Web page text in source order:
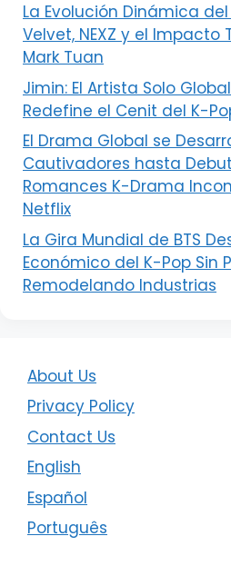
La Evolución Dinámica
Velvet, NEXZ y el Impacto
Mark Tuan
Jimin: El Artista Solo
Redefine el Cenit del K-
El Drama Global se
Cautivadores hasta
Romances K-Drama
Netflix
La Gira Mundial de BTS
Económico del K-Pop Sin
Remodelando Industrias
About Us
Privacy Policy
Contact Us
English
Español
Português